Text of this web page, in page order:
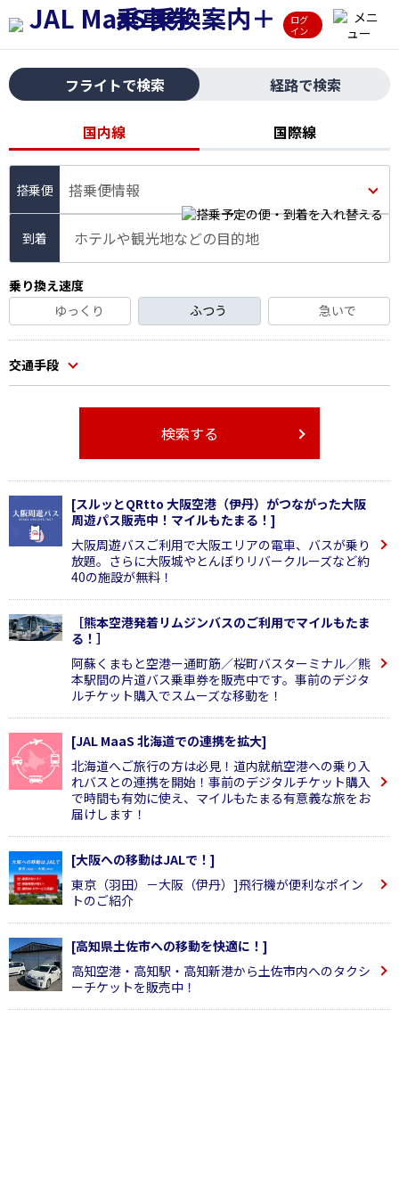
ログ
イン
フライトで検索 経路で検索
国内線 国際線
搭乗便情報
到着 ホテルや観光地などの目的地
乗り換え速度
ゆっくり
ふつう 急いで
交通手段
検索する
[スルッとQRtto 大阪空港（伊丹）がつながった大阪
周遊パス販売中！マイルもたまる！]
大阪周遊バスご利用で大阪エリアの電車、バスが乗り
放題。さらに大阪城やとんぼりリバークルーズなど約
40の施設が無料！
［熊本空港発着リムジンバスのご利用でマイルもたま
る！］
阿蘇くまもと空港ー通町筋／桜町バスターミナル／熊
本駅間の片道バス乗車券を販売中です。事前のデジタ
ルチケット購入でスムーズな移動を！
[JAL MaaS 北海道での連携を拡大]
北海道へご旅行の方は必見！道内就航空港への乗り入
れバスとの連携を開始！事前のデジタルチケット購入
で時間も有効に使え、マイルもたまる有意義な旅をお
届けします！
[大阪への移動はJALで！]
東京（羽田）－大阪（伊丹）]飛行機が便利なポイン
トのご紹介
[高知県土佐市への移動を快適に！]
高知空港・高知駅・高知新港から土佐市内へのタクシ
ーチケットを販売中！